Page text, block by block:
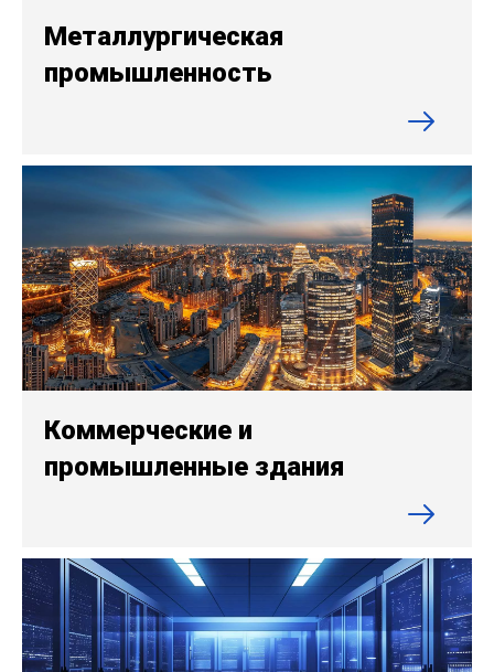
Металлургическая
промышленность
Коммерческие и
промышленные здания